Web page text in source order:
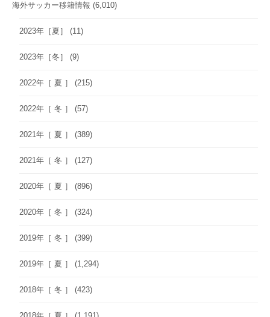
海外サッカー移籍情報 (6,010)
2023年［夏］ (11)
2023年［冬］ (9)
2022年［ 夏 ］ (215)
2022年［ 冬 ］ (57)
2021年［ 夏 ］ (389)
2021年［ 冬 ］ (127)
2020年［ 夏 ］ (896)
2020年［ 冬 ］ (324)
2019年［ 冬 ］ (399)
2019年［ 夏 ］ (1,294)
2018年［ 冬 ］ (423)